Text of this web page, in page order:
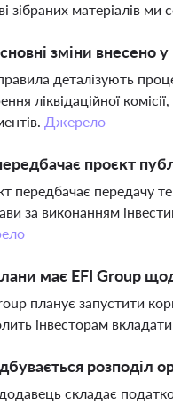
зібраних матеріалів ми
зміни внесено
деталізують
ліквідаційної
Джерело
проєкт
передбачає передачу
за виконанням
має EFI Group
планує запустити
інвесторам
розподіл
складає